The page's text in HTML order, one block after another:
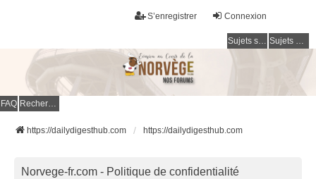
Connexion
S’enregistrer
Sujets sans réponse Sujets actifs
FAQ Rechercher
https://dailydigesthub.com https://dailydigesthub.com
Norvege-fr.com - Politique de confidentialité